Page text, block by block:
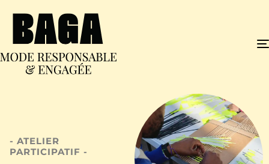
- ATELIER
PARTICIPATIF -